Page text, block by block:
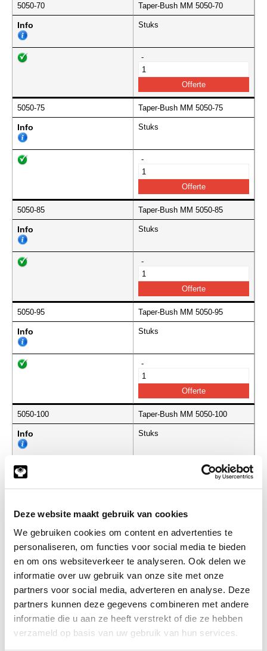
Deze website maakt gebruik van cookies
We gebruiken cookies om content en advertenties te
personaliseren, om functies voor social media te bieden
en om ons websiteverkeer te analyseren. Ook delen we
informatie over uw gebruik van onze site met onze
partners voor social media, adverteren en analyse. Deze
partners kunnen deze gegevens combineren met andere
informatie die u aan ze heeft verstrekt of die ze hebben
verzameld op basis van uw gebruik van hun services.
5050-70 Taper-Bush MM 5050-70
Info Stuks
-
5050-75 Taper-Bush MM 5050-75
Info Stuks
-
5050-85 Taper-Bush MM 5050-85
Info Stuks
-
5050-95 Taper-Bush MM 5050-95
Info Stuks
-
5050-100 Taper-Bush MM 5050-100
Info Stuks
5050-105 Taper-Bush MM 5050-105
Info Stuks
5050-125 Taper-Bush MM 5050-125
Info Stuks